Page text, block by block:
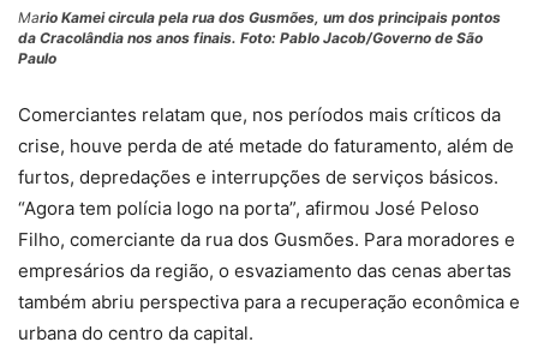
Mario Kamei circula pela rua dos Gusmões, um dos principais pontos
da Cracolândia nos anos finais. Foto: Pablo Jacob/Governo de São
Paulo
Comerciantes relatam que, nos períodos mais críticos da
crise, houve perda de até metade do faturamento, além de
furtos, depredações e interrupções de serviços básicos.
“Agora tem polícia logo na porta”, afirmou José Peloso
Filho, comerciante da rua dos Gusmões. Para moradores e
empresários da região, o esvaziamento das cenas abertas
também abriu perspectiva para a recuperação econômica e
urbana do centro da capital.